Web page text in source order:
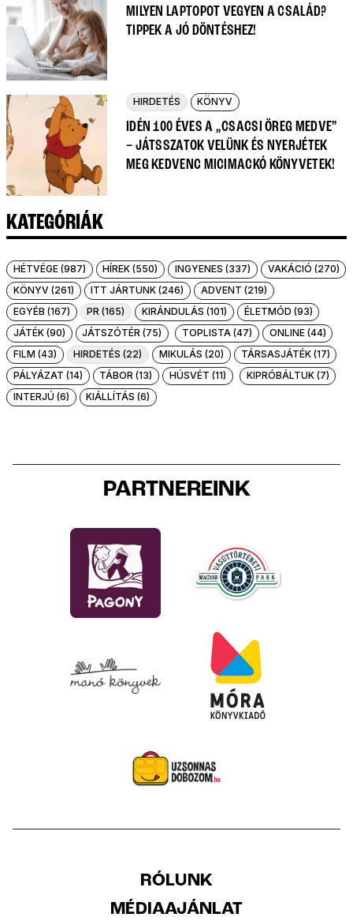
MILYEN LAPTOPOT VEGYEN A CSALÁD?
TIPPEK A JÓ DÖNTÉSHEZ!
HIRDETÉS KÖNYV
IDÉN 100 ÉVES A „CSACSI ÖREG MEDVE”
– JÁTSSZATOK VELÜNK ÉS NYERJÉTEK
MEG KEDVENC MICIMACKÓ KÖNYVETEK!
KATEGÓRIÁK
HÉTVÉGE (987) HÍREK (550) INGYENES (337)
VAKÁCIÓ (270)
KÖNYV (261)
ITT JÁRTUNK (246)
ADVENT (219)
EGYÉB (167)
PR (165) KIRÁNDULÁS (101)
ÉLETMÓD (93)
JÁTÉK (90)
JÁTSZÓTÉR (75) TOPLISTA (47)
ONLINE (44)
FILM (43)
HIRDETÉS (22) MIKULÁS (20)
TÁRSASJÁTÉK (17)
PÁLYÁZAT (14)
TÁBOR (13) HÚSVÉT (11)
KIPRÓBÁLTUK (7)
INTERJÚ (6)
KIÁLLÍTÁS (6)
PARTNEREINK
RÓLUNK
MÉDIAAJÁNLAT